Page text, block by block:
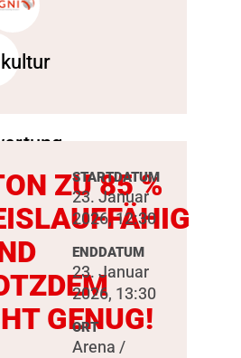
ZU 85 %
GENUG!
STARTDATUM
23. Januar
2026, 12:30
ENDDATUM
23. Januar
2026, 13:30
ORT
Arena /